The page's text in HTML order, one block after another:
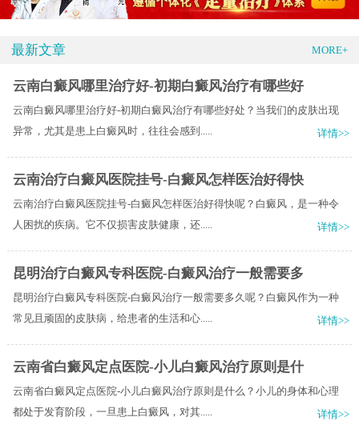
最新文章 MORE+
云南白癜风哪里治疗好-初期白癜风治疗有哪些好
云南白癜风哪里治疗好-初期白癜风治疗有哪些好处？当我们的皮肤出现
异常，尤其是患上白癜风时，往往会感到.....
详情>>
云南治疗白癜风医院挂号-白癜风怎样医治好得快
云南治疗白癜风医院挂号-白癜风怎样医治好得快呢？白癜风，是一种令
人困扰的疾病。它不仅损害皮肤健康，还.....
详情>>
昆明治疗白癜风专科医院-白癜风治疗一般需要多
昆明治疗白癜风专科医院-白癜风治疗一般需要多久呢？白癜风作为一种
常见且顽固的皮肤病，给患者的生活和心.....
详情>>
云南省白癜风定点医院-小儿白癜风治疗原则是什
云南省白癜风定点医院-小儿白癜风治疗原则是什么？小儿的身体和心理
都处于发育阶段，一旦患上白癜风，对其.....
详情>>